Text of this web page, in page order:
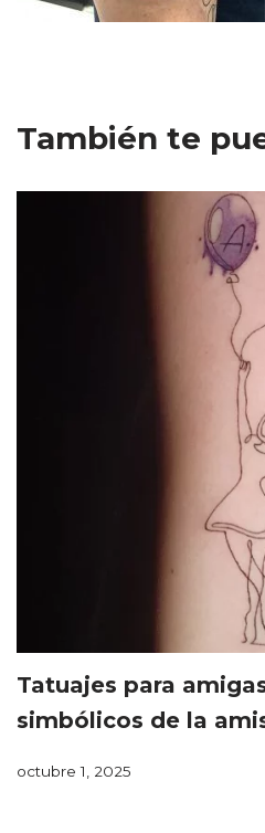
También te
Tatuajes para
simbólicos de la
octubre 1, 2025